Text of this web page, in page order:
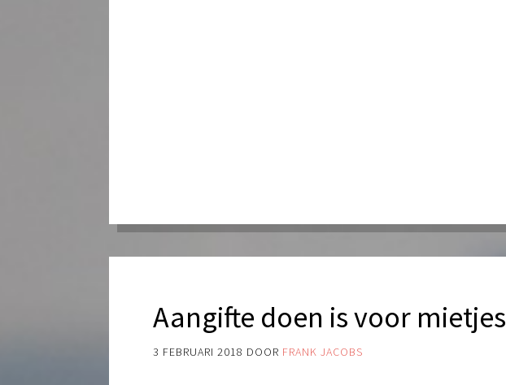
Aangifte doen is voor mietjes
3 FEBRUARI 2018 DOOR FRANK JACOBS